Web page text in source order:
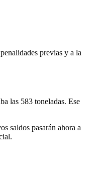
previas y a la
las 583 toneladas. Ese
saldos pasarán ahora a